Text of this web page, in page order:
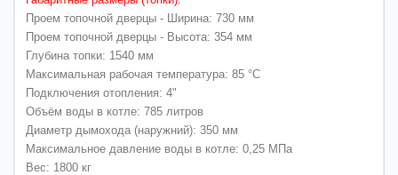
Проем топочной дверцы - Ширина: 730 мм
Проем топочной дверцы - Высота: 354 мм
Глубина топки: 1540 мм
Максимальная рабочая температура: 85 °C
Подключения отопления: 4"
Объём воды в котле: 785 литров
Диаметр дымохода (наружний): 350 мм
Максимальное давление воды в котле: 0,25 МПа
Вес: 1800 кг